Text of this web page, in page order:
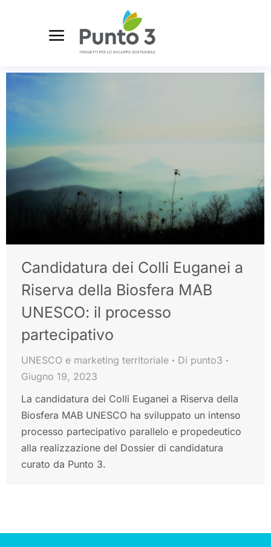
Candidatura dei Colli Euganei a
Riserva della Biosfera MAB
UNESCO: il processo
partecipativo
UNESCO e marketing territoriale Di punto3
Giugno 19, 2023
La candidatura dei Colli Euganei a Riserva della
Biosfera MAB UNESCO ha sviluppato un intenso
processo partecipativo parallelo e propedeutico
alla realizzazione del Dossier di candidatura
curato da Punto 3.